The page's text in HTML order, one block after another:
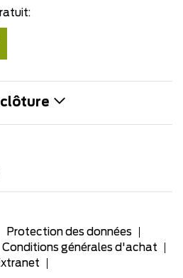
Protection des données
Conditions générales d'achat